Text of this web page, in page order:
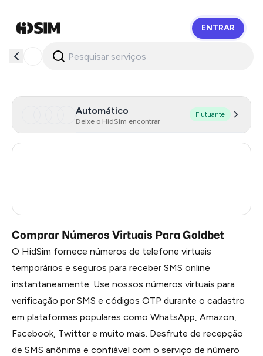
ENTRAR
Automático
Deixe o HidSim encontrar
Flutuante
Comprar Números Virtuais Para Goldbet
O HidSim fornece números de telefone virtuais
temporários e seguros para receber SMS online
instantaneamente. Use nossos números virtuais para
verificação por SMS e códigos OTP durante o cadastro
em plataformas populares como WhatsApp, Amazon,
Facebook, Twitter e muito mais. Desfrute de recepção
de SMS anônima e confiável com o serviço de número